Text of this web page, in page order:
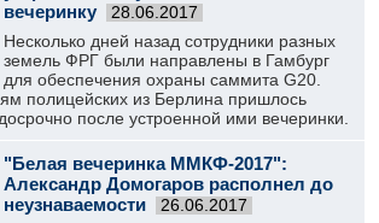
вечеринку
28.06.2017
Несколько дней назад сотрудники разных
земель ФРГ были направлены в Гамбург
для обеспечения охраны саммита G20.
полицейских из Берлина пришлось
после устроенной ими вечеринки.
"Белая вечеринка ММКФ-2017":
Александр Домогаров располнел до
неузнаваемости
26.06.2017